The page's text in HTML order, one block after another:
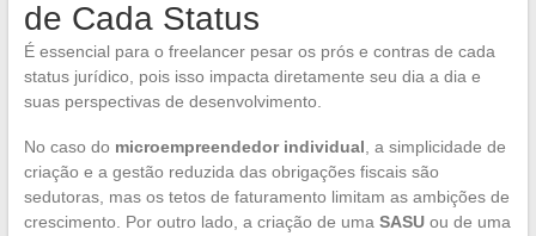
de Cada Status
É essencial para o freelancer pesar os prós e contras de cada
status jurídico, pois isso impacta diretamente seu dia a dia e
suas perspectivas de desenvolvimento.
No caso do microempreendedor individual , a simplicidade de
criação e a gestão reduzida das obrigações fiscais são
sedutoras, mas os tetos de faturamento limitam as ambições de
crescimento. Por outro lado, a criação de uma SASUou de uma